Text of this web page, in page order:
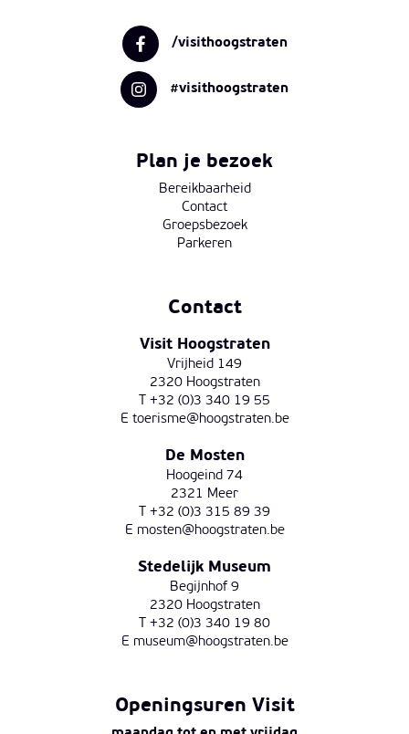
/visithoogstraten
#visithoogstraten
Plan je bezoek
Bereikbaarheid
Contact
Groepsbezoek
Parkeren
Contact
Visit Hoogstraten
Vrijheid 149
2320 Hoogstraten
T +32 (0)3 340 19 55
E toerisme@hoogstraten.be
De Mosten
Hoogeind 74
2321 Meer
T +32 (0)3 315 89 39
E mosten@hoogstraten.be
Stedelijk Museum
Begijnhof 9
2320 Hoogstraten
T +32 (0)3 340 19 80
E museum@hoogstraten.be
Openingsuren Visit